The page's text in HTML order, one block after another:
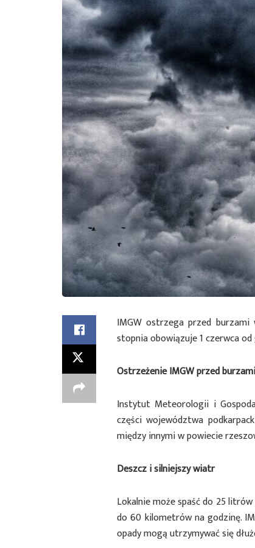
IMGW ostrzega przed burzami
stopnia obowiązuje 1 czerwca
Ostrzeżenie IMGW przed burzami
Instytut Meteorologii i
części województwa
między innymi w powiecie
Deszcz i silniejszy wiatr
Lokalnie może spaść do 25
do 60 kilometrów na godzinę.
opady mogą utrzymywać się